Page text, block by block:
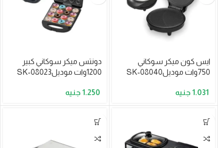
ايس كون ميكر سوكاني
750وات موديلSK-08040
1.031
دونتس ميكر سوكاني كبير
1200وات موديلSK-08023
1.250